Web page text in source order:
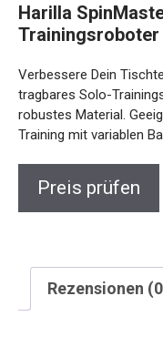
Harilla
Trainingsroboter
Verbessere Dein
tragbares Solo-
robustes Material.
Training mit variablen
Preis prüfen
Rezensionen